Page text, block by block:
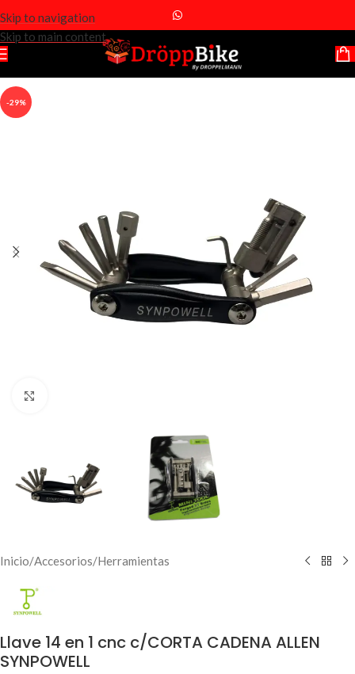
Skip to navigation
Skip to main content
-29%
Inicio/Accesorios/Herramientas
Llave 14 en 1 cnc c/CORTA CADENA ALLEN
SYNPOWELL